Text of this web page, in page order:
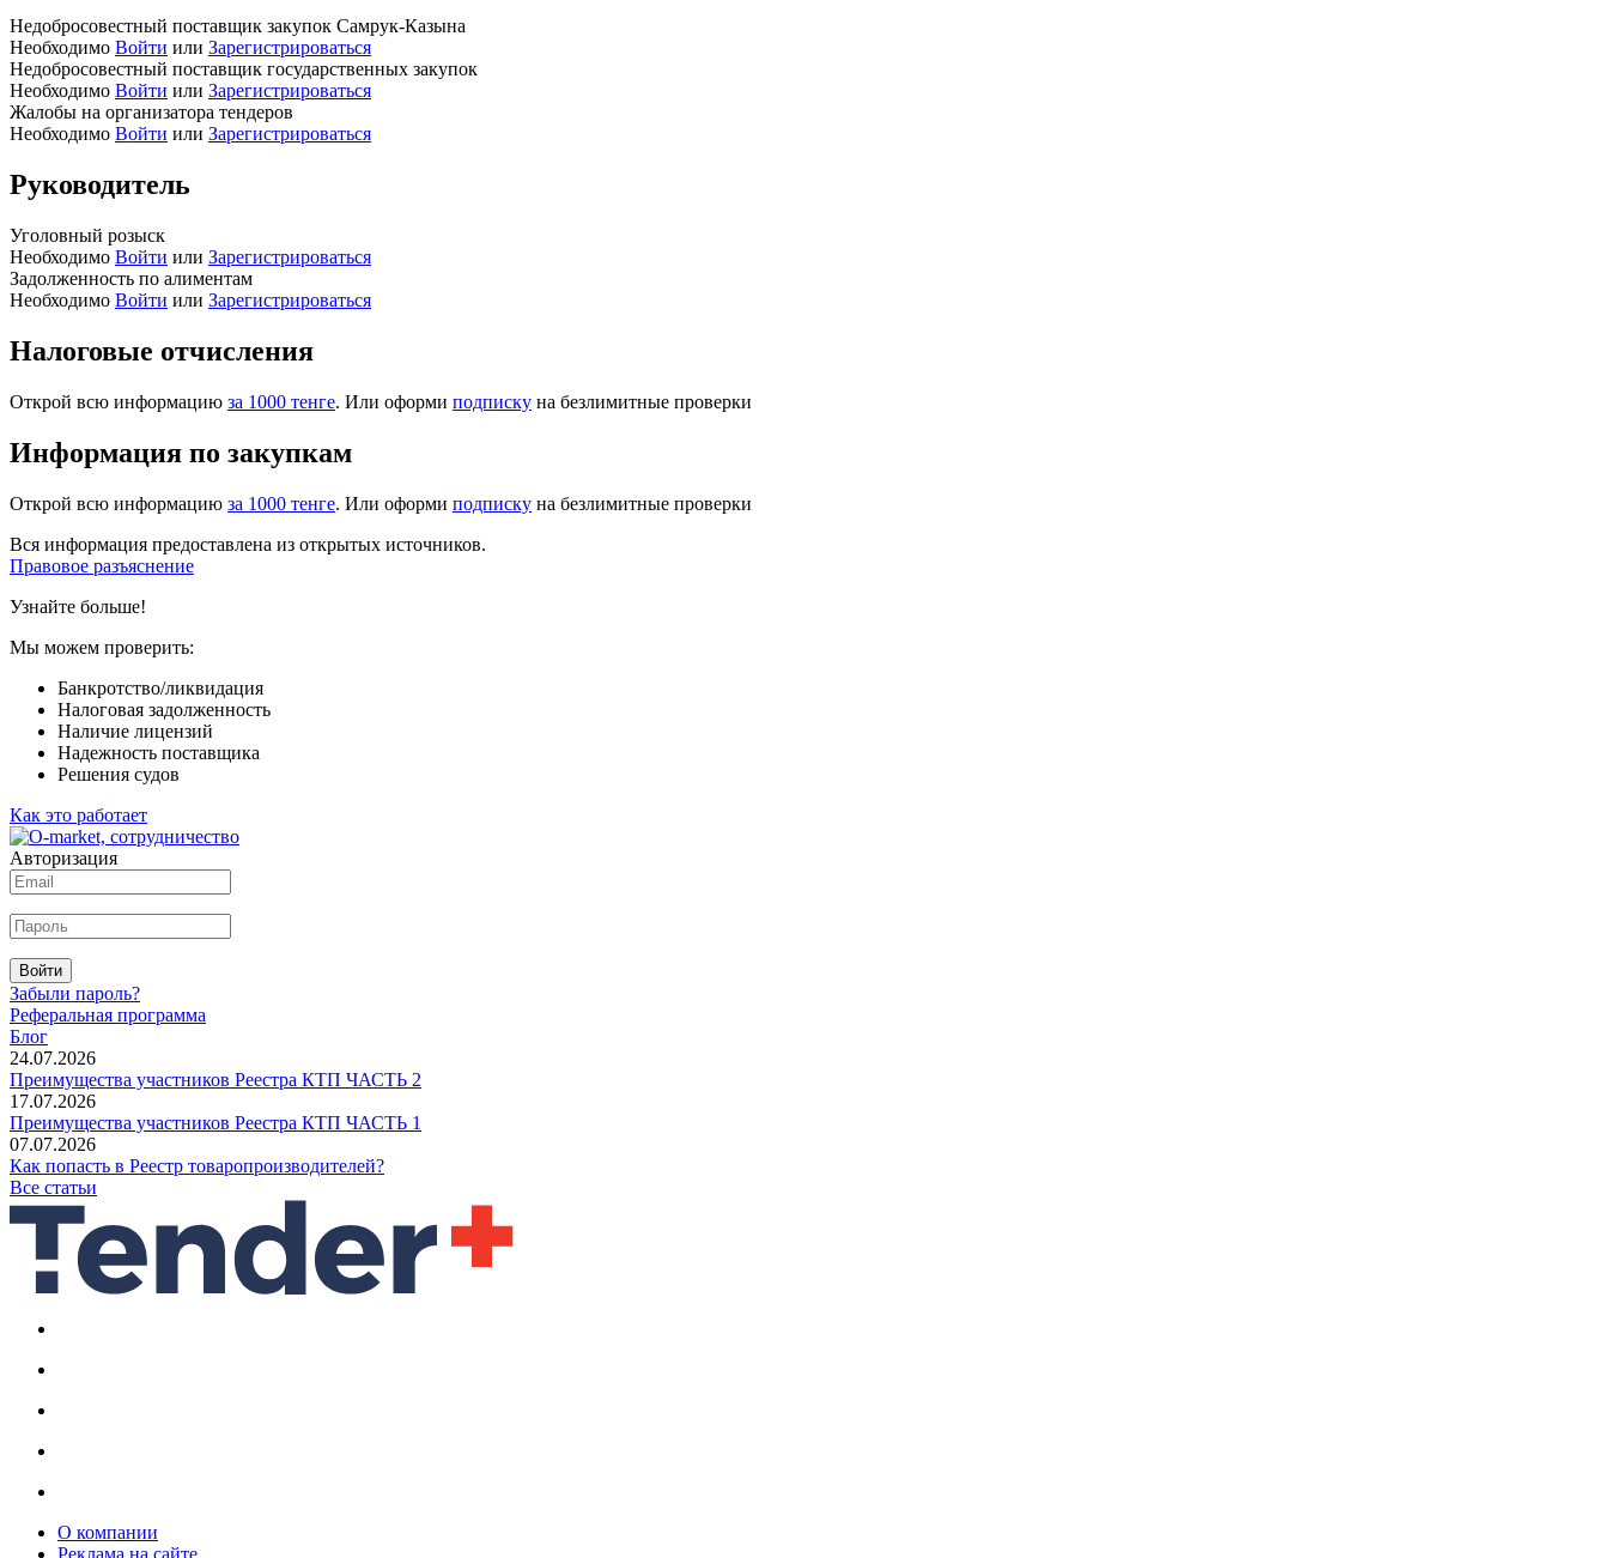
Недобросовестный поставщик закупок Самрук-Казына
Необходимо Войти или Зарегистрироваться
Недобросовестный поставщик государственных закупок
Необходимо Войти или Зарегистрироваться
Жалобы на организатора тендеров
Необходимо Войти или Зарегистрироваться
Руководитель
Уголовный розыск
Необходимо Войти или Зарегистрироваться
Задолженность по алиментам
Необходимо Войти или Зарегистрироваться
Налоговые отчисления
Открой всю информацию за 1000 тенге. Или оформи подписку на безлимитные проверки
Информация по закупкам
Открой всю информацию за 1000 тенге. Или оформи подписку на безлимитные проверки
Вся информация предоставлена из открытых источников.
Правовое разъяснение
Узнайте больше!
Мы можем проверить:
Банкротство/ликвидация
Налоговая задолженность
Наличие лицензий
Надежность поставщика
Решения судов
Как это работает
Авторизация
Войти
Забыли пароль?
Реферальная программа
Блог
24.07.2026
Преимущества участников Реестра КТП ЧАСТЬ 2
17.07.2026
Преимущества участников Реестра КТП ЧАСТЬ 1
07.07.2026
Как попасть в Реестр товаропроизводителей?
Все статьи
О компании
Реклама на сайте